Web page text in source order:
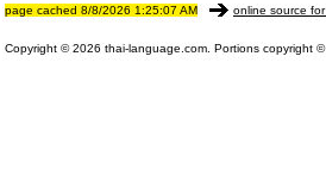
page cached 8/8/2026 1:25:07 AM online source
Copyright © 2026 thai-language.com. Portions copyright